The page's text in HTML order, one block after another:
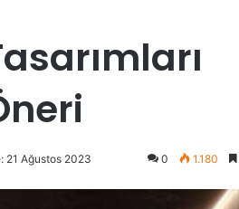
21 Ağustos 2023 0 1.180